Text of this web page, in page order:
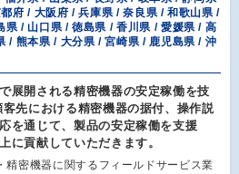
府 / 大阪府 / 兵庫県 / 奈良県 / 和歌山県 /
県 / 山口県 / 徳島県 / 香川県 / 愛媛県 / 高
/ 熊本県 / 大分県 / 宮崎県 / 鹿児島県 / 沖
展開される精密機器の安定稼働を技
先における精密機器の据付、操作説
を通じて、製品の安定稼働を支援
に貢献していただきます。
精密機器に関するフィールドサービス業